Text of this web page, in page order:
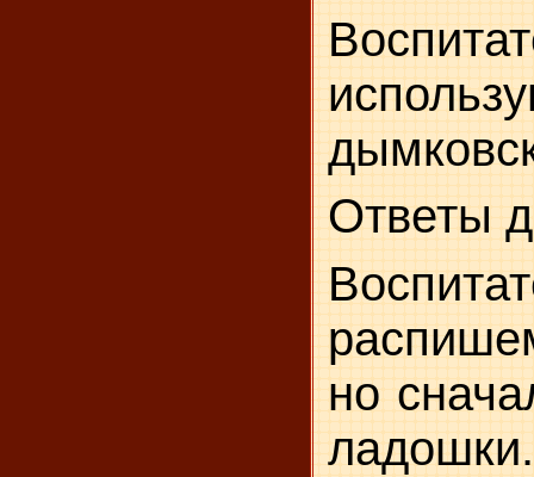
Ответы
но
ладошки.